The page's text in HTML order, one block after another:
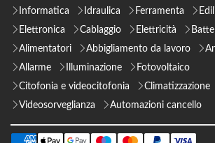
Informatica Idraulica Ferramenta
Elettronica
Cablaggio Elettricità
Alimentatori
Abbigliamento da lavoro
Allarme
Illuminazione
Fotovoltaico
Citofonia e videocitofonia
Climatizzazione
Videosorveglianza
Automazioni cancello